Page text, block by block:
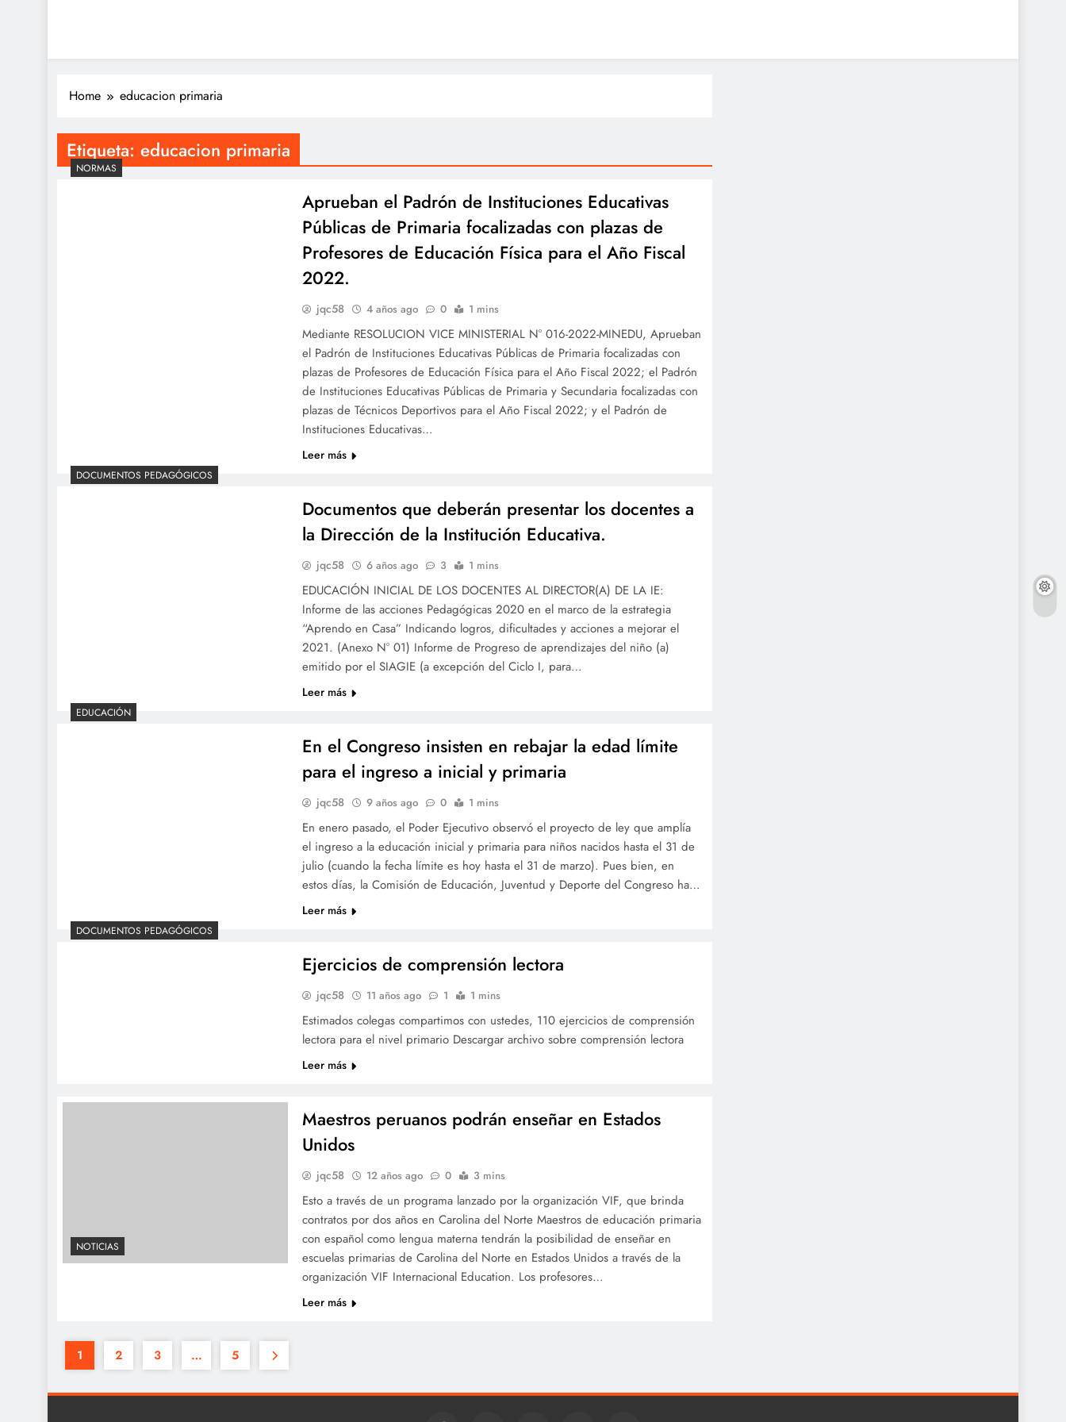
Home educacion primaria
Etiqueta: educacion primaria
NORMAS
Aprueban el Padrón de Instituciones Educativas
Públicas de Primaria focalizadas con plazas de
Profesores de Educación Física para el Año Fiscal
2022.
jqc58 4 años ago 0 1 mins
Mediante RESOLUCION VICE MINISTERIAL N° 016-2022-MINEDU, Aprueban
el Padrón de Instituciones Educativas Públicas de Primaria focalizadas con
plazas de Profesores de Educación Física para el Año Fiscal 2022; el Padrón
de Instituciones Educativas Públicas de Primaria y Secundaria focalizadas con
plazas de Técnicos Deportivos para el Año Fiscal 2022; y el Padrón de
Instituciones Educativas…
Leer más
DOCUMENTOS PEDAGÓGICOS
Documentos que deberán presentar los docentes a
la Dirección de la Institución Educativa.
jqc58 6 años ago 3 1 mins
EDUCACIÓN INICIAL DE LOS DOCENTES AL DIRECTOR(A) DE LA IE:
Informe de las acciones Pedagógicas 2020 en el marco de la estrategia
“Aprendo en Casa” Indicando logros, dificultades y acciones a mejorar el
2021. (Anexo N° 01) Informe de Progreso de aprendizajes del niño (a)
emitido por el SIAGIE (a excepción del Ciclo I, para…
Leer más
EDUCACIÓN
En el Congreso insisten en rebajar la edad límite
para el ingreso a inicial y primaria
jqc58 9 años ago 0 1 mins
En enero pasado, el Poder Ejecutivo observó el proyecto de ley que amplía
el ingreso a la educación inicial y primaria para niños nacidos hasta el 31 de
julio (cuando la fecha límite es hoy hasta el 31 de marzo). Pues bien, en
estos días, la Comisión de Educación, Juventud y Deporte del Congreso ha…
Leer más
DOCUMENTOS PEDAGÓGICOS
Ejercicios de comprensión lectora
jqc58 11 años ago 1 1 mins
Estimados colegas compartimos con ustedes, 110 ejercicios de comprensión
lectora para el nivel primario Descargar archivo sobre comprensión lectora
Leer más
NOTICIAS
Maestros peruanos podrán enseñar en Estados
Unidos
jqc58 12 años ago 0 3 mins
Esto a través de un programa lanzado por la organización VIF, que brinda
contratos por dos años en Carolina del Norte Maestros de educación primaria
con español como lengua materna tendrán la posibilidad de enseñar en
escuelas primarias de Carolina del Norte en Estados Unidos a través de la
organización VIF Internacional Education. Los profesores…
Leer más
1 2 3 … 5